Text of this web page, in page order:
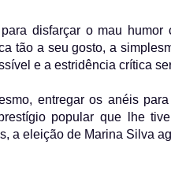
disfarçar o mau humor
tão a seu gosto, a
e a estridência crítica
entregar os anéis
popular que lhe
a eleição de Marina Silva